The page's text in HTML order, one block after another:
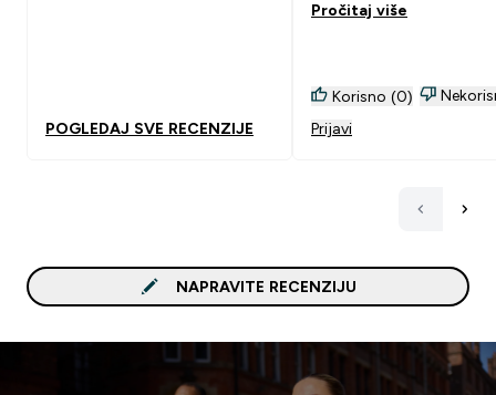
POGLEDAJ SVE RECENZIJE
Pročitaj više
Korisno (0)
Prijavi
NAPRAVITE RECENZIJU